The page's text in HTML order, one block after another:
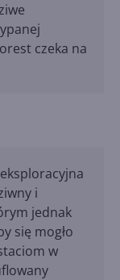
czeka na
i
jednak
się mogło
w